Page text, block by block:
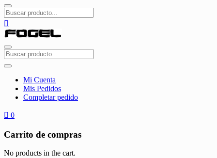
Mi Cuenta
Mis Pedidos
Completar pedido
0
Carrito de compras
No products in the cart.